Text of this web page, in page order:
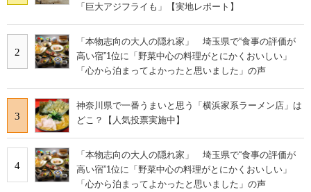
「巨大アジフライも」【実地レポート】
2
「本物志向の大人の隠れ家」 埼玉県で“食事の評価が
高い宿”1位に「野菜中心の料理がとにかくおいしい」
「心から泊まってよかったと思いました」の声
3
神奈川県で一番うまいと思う「横浜家系ラーメン店」は
どこ？【人気投票実施中】
4
「本物志向の大人の隠れ家」 埼玉県で“食事の評価が
高い宿”1位に「野菜中心の料理がとにかくおいしい」
「心から泊まってよかったと思いました」の声